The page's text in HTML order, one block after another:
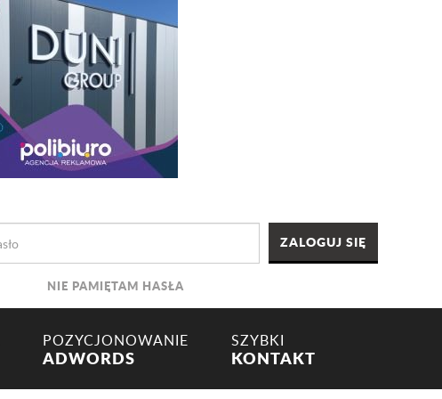
NIE PAMIĘTAM HASŁA
POZYCJONOWANIE
ADWORDS
SZYBKI
KONTAKT